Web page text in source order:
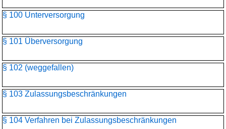
§ 100 Unterversorgung
§ 101 Überversorgung
§ 102 (weggefallen)
§ 103 Zulassungsbeschränkungen
§ 104 Verfahren bei Zulassungsbeschränkungen